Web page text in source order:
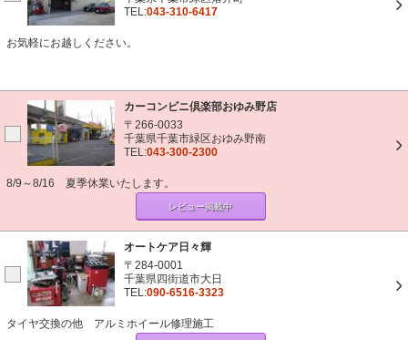
TEL:043-310-6417
お気軽にお越しください。
カーコンビニ倶楽部おゆみ野店
〒266-0033
千葉県千葉市緑区おゆみ野南
TEL:043-300-2300
8/9～8/16 夏季休業いたします。
レビュー掲載中
オートケア日々輝
〒284-0001
千葉県四街道市大日
TEL:090-6516-3323
タイヤ交換の他 アルミホイール修理施工